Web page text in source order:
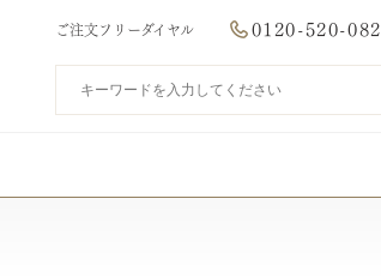
ご注文フリーダイヤル 0120-520-082